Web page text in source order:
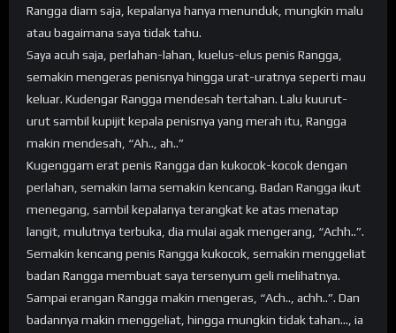
Rangga diam saja, kepalanya hanya menunduk, mungkin malu
atau bagaimana saya tidak tahu.
Saya acuh saja, perlahan-lahan, kuelus-elus penis Rangga,
semakin mengeras penisnya hingga urat-uratnya seperti mau
keluar. Kudengar Rangga mendesah tertahan. Lalu kuurut-
urut sambil kupijit kepala penisnya yang merah itu, Rangga
makin mendesah, “Ah.., ah..”
Kugenggam erat penis Rangga dan kukocok-kocok dengan
perlahan, semakin lama semakin kencang. Badan Rangga ikut
menegang, sambil kepalanya terangkat ke atas menatap
langit, mulutnya terbuka, dia mulai agak mengerang, “Achh..”.
Semakin kencang penis Rangga kukocok, semakin menggeliat
badan Rangga membuat saya tersenyum geli melihatnya.
Sampai erangan Rangga makin mengeras, “Ach.., achh..”. Dan
badannya makin menggeliat, hingga mungkin tidak tahan…, ia